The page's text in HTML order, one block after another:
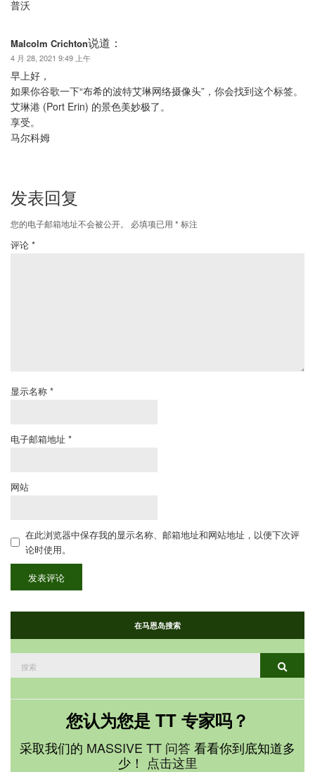
普沃
Malcolm Crichton说道：
4 月 28, 2021 9:49 上午
早上好，
如果你谷歌一下“布希的波特艾琳网络摄像头”，你会找到这个标签。
艾琳港 (Port Erin) 的景色美妙极了。
享受。
马尔科姆
发表回复
您的电子邮箱地址不会被公开。 必填项已用 * 标注
评论 *
显示名称 *
电子邮箱地址 *
网站
在此浏览器中保存我的显示名称、邮箱地址和网站地址，以便下次评
论时使用。
在马恩岛搜索
索：
搜索
您认为您是 TT 专家吗？
采取我们的 MASSIVE TT 问答 看看你到底知道多
少！ 点击这里